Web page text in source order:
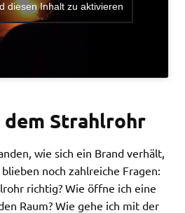
diesen Inhalt zu aktivieren
dem Strahlrohr
wie sich ein Brand verhält,
noch zahlreiche Fragen:
richtig? Wie öffne ich eine
Raum? Wie gehe ich mit der